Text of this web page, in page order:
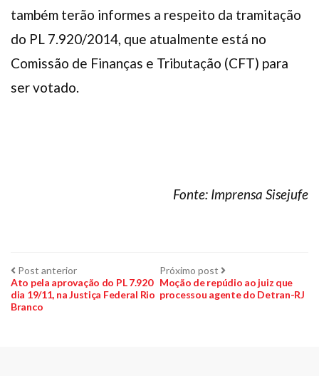
também terão informes a respeito da tramitação
do PL 7.920/2014, que atualmente está no
Comissão de Finanças e Tributação (CFT) para
ser votado.
Fonte: Imprensa Sisejufe
Navegação
de
Post anteriorPost
anterior:
Ato pela aprovação do PL 7.920
dia 19/11, na Justiça Federal Rio
Branco
Próximo post Próximo
post:
Moção de repúdio ao juiz que
processou agente do Detran-RJ